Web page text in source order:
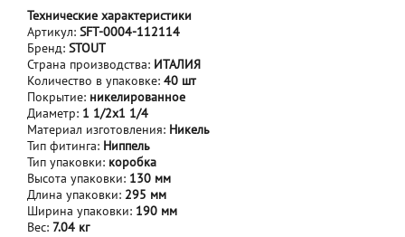
Технические характеристики
Артикул: SFT-0004-112114
Бренд: STOUT
Страна производства: ИТАЛИЯ
Количество в упаковке: 40 шт
Покрытие: никелированное
Диаметр: 1 1/2x1 1/4
Материал изготовления: Никель
Тип фитинга: Ниппель
Тип упаковки: коробка
Высота упаковки: 130 мм
Длина упаковки: 295 мм
Ширина упаковки: 190 мм
Вес: 7.04 кг